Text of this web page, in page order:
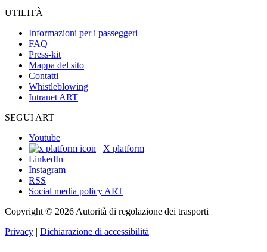
UTILITÀ
Informazioni per i passeggeri
FAQ
Press-kit
Mappa del sito
Contatti
Whistleblowing
Intranet ART
SEGUI ART
Youtube
X platform
LinkedIn
Instagram
RSS
Social media policy ART
Copyright © 2026 Autorità di regolazione dei trasporti
Privacy | Dichiarazione di accessibilità